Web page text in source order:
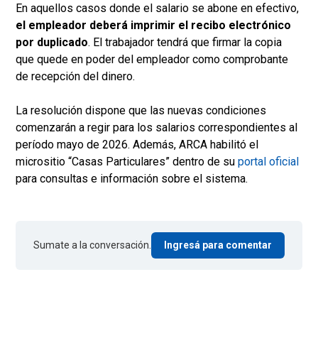
En aquellos casos donde el salario se abone en efectivo,
el empleador deberá imprimir el recibo electrónico
por duplicado. El trabajador tendrá que firmar la copia
que quede en poder del empleador como comprobante
de recepción del dinero.
La resolución dispone que las nuevas condiciones
comenzarán a regir para los salarios correspondientes al
período mayo de 2026. Además, ARCA habilitó el
micrositio “Casas Particulares” dentro de su portal oficial
para consultas e información sobre el sistema.
Sumate a la conversación. Ingresá para comentar